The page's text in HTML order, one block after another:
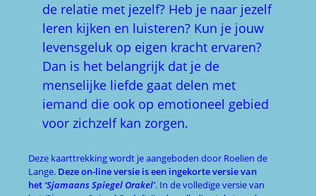
de relatie met jezelf? Heb je naar jezelf
leren kijken en luisteren? Kun je jouw
levensgeluk op eigen kracht ervaren?
Dan is het belangrijk dat je de
menselijke liefde gaat delen met
iemand die ook op emotioneel gebied
voor zichzelf kan zorgen.
Deze kaarttrekking wordt je aangeboden door Roelien de
Lange. Deze on-line versie is een ingekorte versie van
het ‘Sjamaans Spiegel Orakel’. In de volledige versie van